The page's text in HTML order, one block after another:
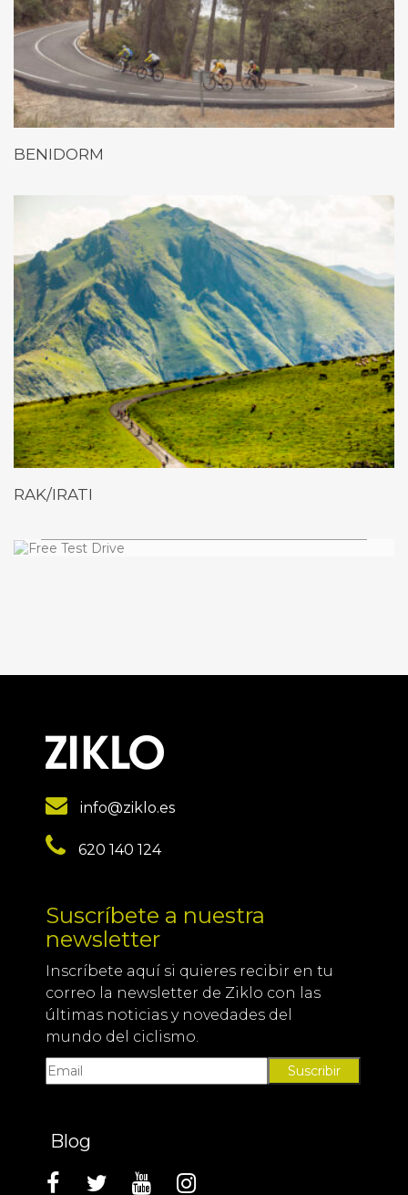
BENIDORM
RAK/IRATI
info@ziklo.es
620 140 124
Suscríbete a nuestra
newsletter
Inscríbete aquí si quieres recibir en tu
correo la newsletter de Ziklo con las
últimas noticias y novedades del
mundo del ciclismo.
Suscribir
Blog